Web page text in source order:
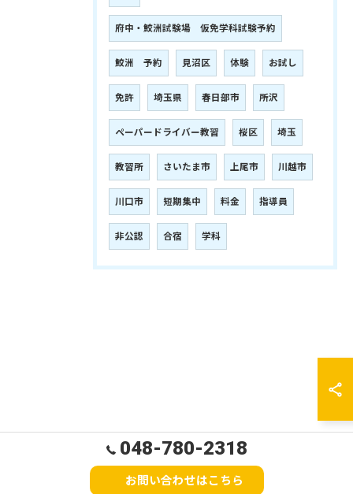
府中・鮫洲試験場 仮免学科試験予約
鮫洲 予約 見沼区 体験 お試し
免許 埼玉県 春日部市 所沢
ペーパードライバー教習 桜区 埼玉
教習所 さいたま市 上尾市 川越市
川口市 短期集中 料金 指導員
非公認 合宿 学科
048-780-2318
お問い合わせはこちら